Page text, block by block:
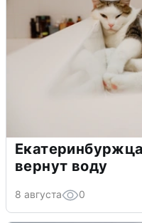
вернут воду
8 августа 0